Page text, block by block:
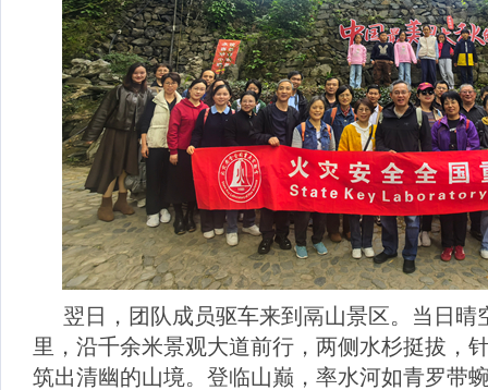
翌日，团队成员驱车来到鬲山景区。当日晴
里，沿千余米景观大道前行，两侧水杉挺拔，
筑出清幽的山境。 登临山巅，率水河如青罗带